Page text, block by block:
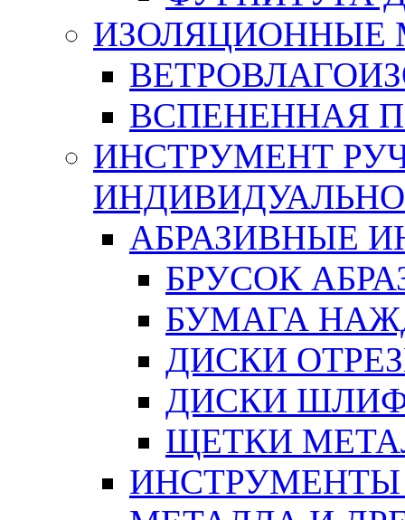
ИЗОЛЯЦИОННЫЕ
ВСПЕНЕННАЯ
ИНСТРУМЕНТ
АБРАЗИВНЫЕ
БРУСОК
БУМАГА
ДИСКИ
ДИСКИ
ЩЕТКИ
ИНСТРУМЕНТЫ